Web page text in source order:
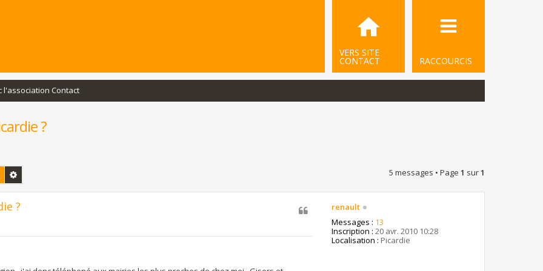
RACCOURCIS
VERS SITE
CONTACT
l'association Contact
?
Rechercher 5 messages • Page 1 sur1
renault
Messages : 13
Inscription : 20 avr. 2010 10:28
Localisation : Picardie
?